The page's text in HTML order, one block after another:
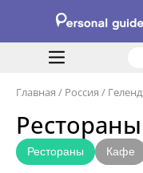
Главная / Россия /
Рестораны
Рестораны Кафе